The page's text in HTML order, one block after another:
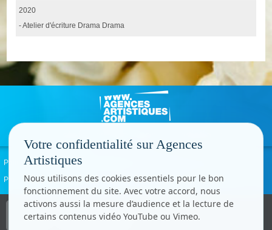
2020
- Atelier d'écriture Drama Drama
Politique de confidentialité
Paramètres cookies
Copyright © CC.Comunication
Tous droits réservés
Votre confidentialité sur Agences
Artistiques
Nous utilisons des cookies essentiels pour le bon
fonctionnement du site. Avec votre accord, nous
activons aussi la mesure d’audience et la lecture de
certains contenus vidéo YouTube ou Vimeo.